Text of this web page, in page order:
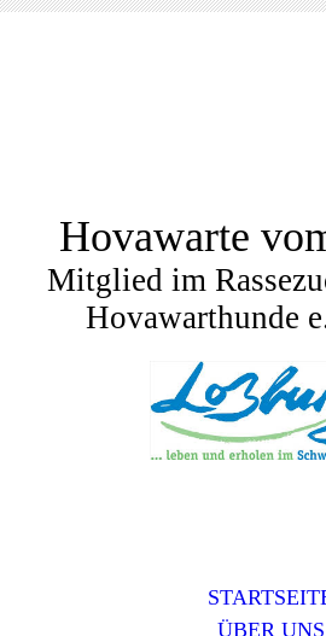
Hovawarte
Mitglied im
Hovawarthunde
ÜBER UNS